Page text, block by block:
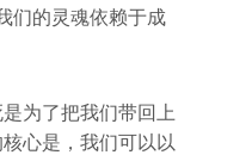
们的灵魂依赖于成
为了把我们带回上
心是，我们可以以